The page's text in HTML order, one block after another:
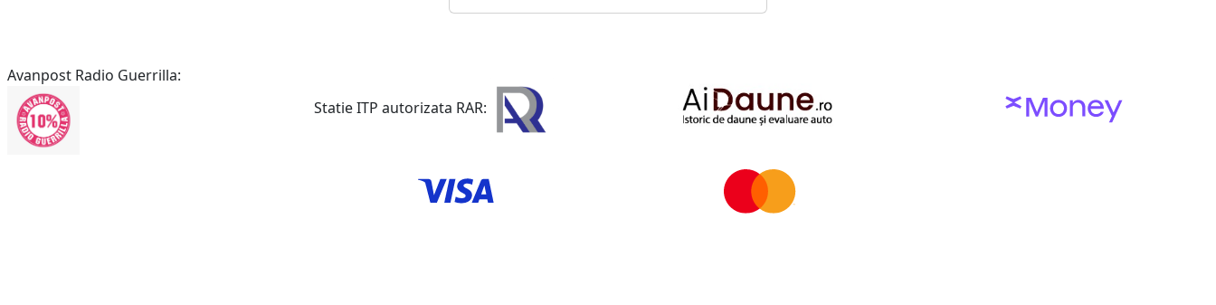
Avanpost Radio Guerrilla:
Statie ITP autorizata RAR: